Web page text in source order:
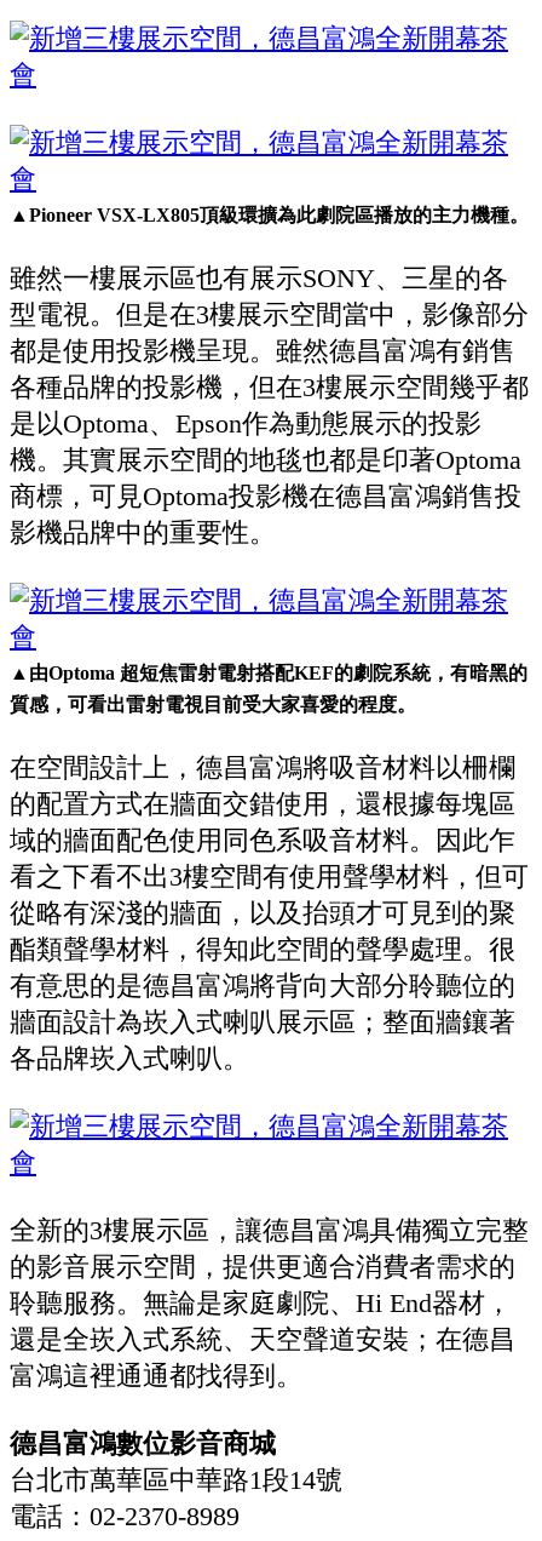
▲Pioneer VSX-LX805頂級環擴為此劇院區播放的主力機種。
雖然一樓展示區也有展示SONY、三星的各
型電視。但是在3樓展示空間當中，影像部分
都是使用投影機呈現。雖然德昌富鴻有銷售
各種品牌的投影機，但在3樓展示空間幾乎都
是以Optoma、Epson作為動態展示的投影
機。其實展示空間的地毯也都是印著Optoma
商標，可見Optoma投影機在德昌富鴻銷售投
影機品牌中的重要性。
▲由Optoma 超短焦雷射電射搭配KEF的劇院系統，有暗黑的
質感，可看出雷射電視目前受大家喜愛的程度。
在空間設計上，德昌富鴻將吸音材料以柵欄
的配置方式在牆面交錯使用，還根據每塊區
域的牆面配色使用同色系吸音材料。因此乍
看之下看不出3樓空間有使用聲學材料，但可
從略有深淺的牆面，以及抬頭才可見到的聚
酯類聲學材料，得知此空間的聲學處理。很
有意思的是德昌富鴻將背向大部分聆聽位的
牆面設計為崁入式喇叭展示區；整面牆鑲著
各品牌崁入式喇叭。
全新的3樓展示區，讓德昌富鴻具備獨立完整
的影音展示空間，提供更適合消費者需求的
聆聽服務。無論是家庭劇院、Hi End器材，
還是全崁入式系統、天空聲道安裝；在德昌
富鴻這裡通通都找得到。
德昌富鴻數位影音商城
台北市萬華區中華路1段14號
電話：02-2370-8989